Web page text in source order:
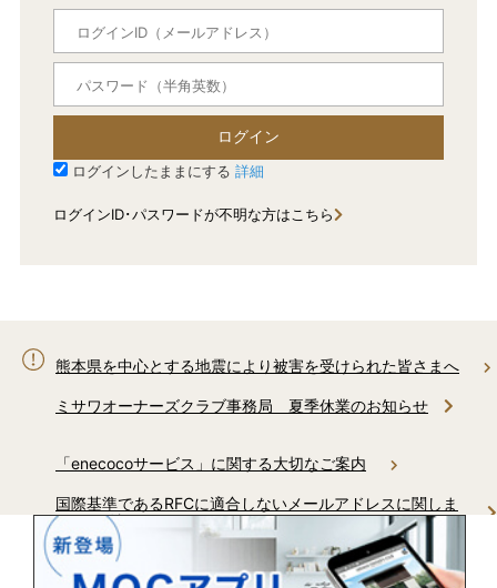
ログイン
ログインしたままにする 詳細
ログインID･パスワードが不明な方はこちら
熊本県を中心とする地震により被害を受けられた皆さまへ
ミサワオーナーズクラブ事務局 夏季休業のお知らせ
「enecocoサービス」に関する大切なご案内
国際基準であるRFCに適合しないメールアドレスに関しま
してご確認をお願いいたします
ミサワホームからのお電話に関しまして